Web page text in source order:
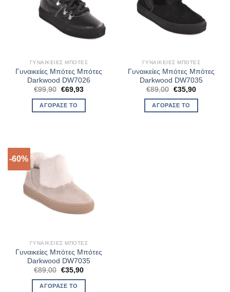
ΓΥΝΑΙΚΕΊΕΣ ΜΠΌΤΕΣ
Γυναικείες Μπότες Μπότες
Darkwood DW7026
€99,90 Original
was:
€99,90.
€69,93Η
ΑΓΌΡΑΣΈ ΤΟ
ΓΥΝΑΙΚΕΊΕΣ ΜΠΌΤΕΣ
Γυναικείες Μπότες Μπότες
Darkwood DW7035
€89,00 Original
was:
€89,00.
€35,90Η
ΑΓΌΡΑΣΈ ΤΟ
-60%
ΓΥΝΑΙΚΕΊΕΣ ΜΠΌΤΕΣ
Γυναικείες Μπότες Μπότες
Darkwood DW7035
€89,00 Original
was:
€89,00.
€35,90Η
ΑΓΌΡΑΣΈ ΤΟ